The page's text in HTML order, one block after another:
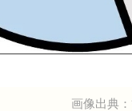
画像出典